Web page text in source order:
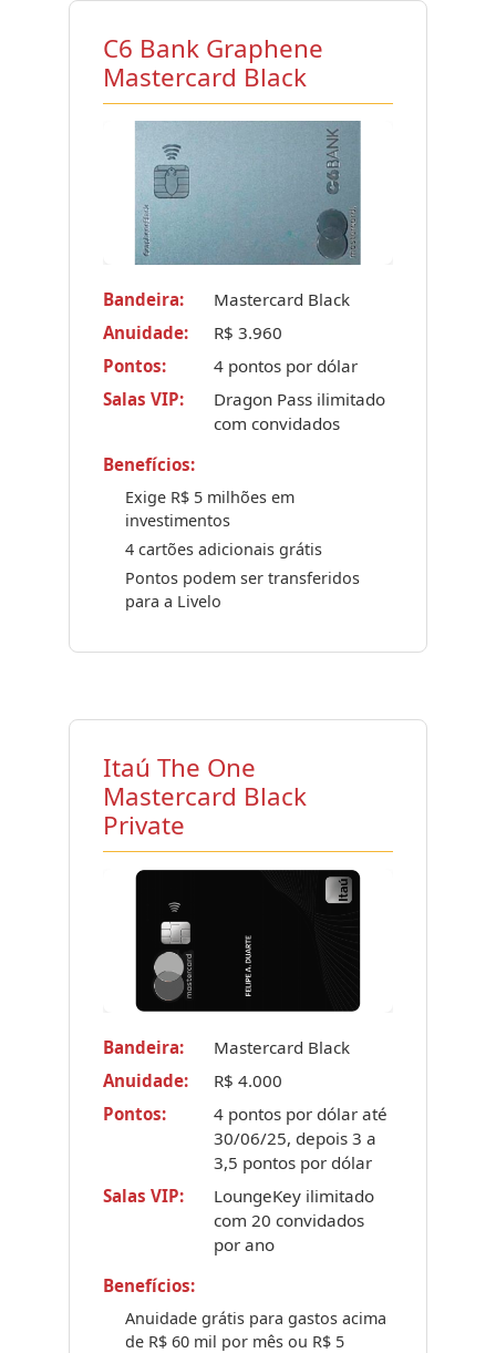
C6 Bank Graphene
Mastercard Black
Bandeira:
Mastercard Black
Anuidade:
R$ 3.960
Pontos:
4 pontos por dólar
Salas VIP:
Dragon Pass ilimitado
com convidados
Benefícios:
Exige R$ 5 milhões em
investimentos
4 cartões adicionais grátis
Pontos podem ser transferidos
para a Livelo
Itaú The One
Mastercard Black
Private
Bandeira:
Mastercard Black
Anuidade:
R$ 4.000
Pontos:
4 pontos por dólar até
30/06/25, depois 3 a
3,5 pontos por dólar
Salas VIP:
LoungeKey ilimitado
com 20 convidados
por ano
Benefícios:
Anuidade grátis para gastos acima
de R$ 60 mil por mês ou R$ 5